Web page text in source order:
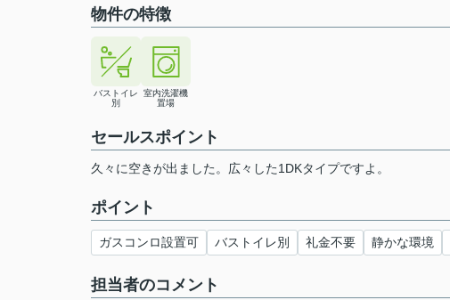
物件の特徴
バストイレ
別
室内洗濯機
置場
セールスポイント
久々に空きが出ました。広々した1DKタイプですよ。
ポイント
ガスコンロ設置可 バストイレ別 礼金不要 静かな環境
担当者のコメント